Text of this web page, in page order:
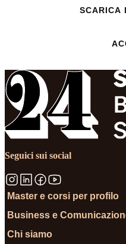
SCARICA
Seguici sui social
Master e corsi per profilo
Business e
Chi siamo